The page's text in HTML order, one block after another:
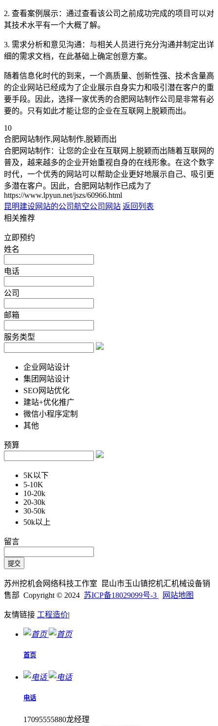
2. 查看案例展示：通过查看该公司之前成功完成的项目可以对
其技术水平有一个大概了解。
3. 需求分析和意见沟通：与相关人员进行充分沟通并制定出详
细的需求文档，在此基础上确定创意方案。
随着信息化时代的到来，一个高质量、创新性强、技术含量高
的企业网站已经成为了企业展示自身实力和吸引潜在客户的重
要手段。因此，选择一家优秀的合肥网站制作公司是非常有必
要的。只有如此才能让您的企业在互联网上脱颖而出。
10
合肥网站制作,网站制作,脱颖而出
合肥网站制作：让您的企业在互联网上脱颖而出随着互联网的
普及，越来越多的企业开始重视自身的在线形象。在这个数字
时代，一个优秀的网站可以帮助企业更好地展示自己、吸引更
多潜在客户。因此，合肥网站制作已成为了
https://www.lpyun.net/jszs/60966.html
昆明建设网站的公司航空公司网站 返回列表
相关推荐
立即预约
姓名
电话
公司
邮箱
服务类型
企业网站设计
集团网站设计
SEO网站优化
建站+优化推广
微信小程序定制
其他
预算
5K以下
5-10K
10-20k
20-30k
30-50k
50k以上
留言
苏州挖机会网络科技工作室 昆山市玉山镇挖机汇机械设备销
售部 Copyright © 2024 苏ICP备18029099号-3 网站地图
友情链接 工程造价|
首页
电话
17095555880龙经理